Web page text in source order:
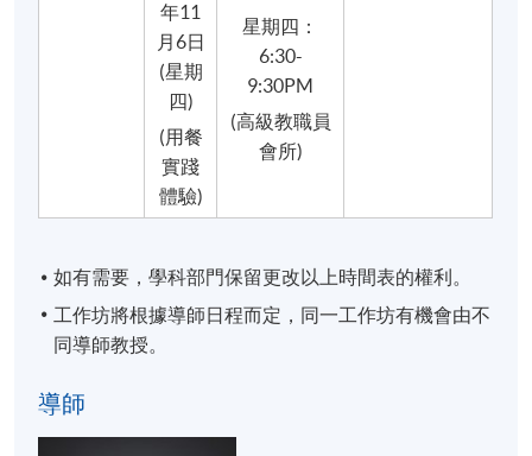
用餐實踐體驗的菜單，可能因應食材供應而更改，將
年11
月6日
(星期
四)
(用餐
實踐
體驗)
星期四：
6:30-
9:30PM
(高級教職員
會所)
如有需要，學科部門保留更改以上時間表的權利。
工作坊將根據導師日程而定，同一工作坊有機會由不
同導師教授。
導師